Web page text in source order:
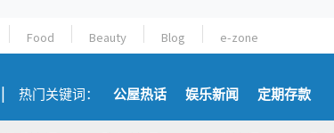
Food Beauty Blog e-zone
热门关键词： 公屋热话 娱乐新闻 定期存款